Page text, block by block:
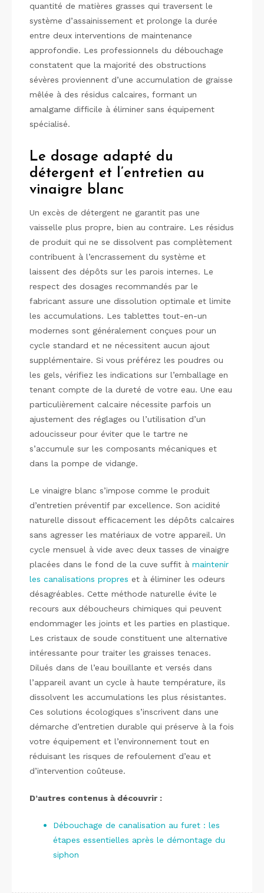
quantité de matières grasses qui traversent le
système d’assainissement et prolonge la durée
entre deux interventions de maintenance
approfondie. Les professionnels du débouchage
constatent que la majorité des obstructions
sévères proviennent d’une accumulation de graisse
mêlée à des résidus calcaires, formant un
amalgame difficile à éliminer sans équipement
spécialisé.
Le dosage adapté du
détergent et l’entretien au
vinaigre blanc
Un excès de détergent ne garantit pas une
vaisselle plus propre, bien au contraire. Les résidus
de produit qui ne se dissolvent pas complètement
contribuent à l’encrassement du système et
laissent des dépôts sur les parois internes. Le
respect des dosages recommandés par le
fabricant assure une dissolution optimale et limite
les accumulations. Les tablettes tout-en-un
modernes sont généralement conçues pour un
cycle standard et ne nécessitent aucun ajout
supplémentaire. Si vous préférez les poudres ou
les gels, vérifiez les indications sur l’emballage en
tenant compte de la dureté de votre eau. Une eau
particulièrement calcaire nécessite parfois un
ajustement des réglages ou l’utilisation d’un
adoucisseur pour éviter que le tartre ne
s’accumule sur les composants mécaniques et
dans la pompe de vidange.
Le vinaigre blanc s’impose comme le produit
d’entretien préventif par excellence. Son acidité
naturelle dissout efficacement les dépôts calcaires
sans agresser les matériaux de votre appareil. Un
cycle mensuel à vide avec deux tasses de vinaigre
placées dans le fond de la cuve suffit à maintenir
les canalisations propres et à éliminer les odeurs
désagréables. Cette méthode naturelle évite le
recours aux déboucheurs chimiques qui peuvent
endommager les joints et les parties en plastique.
Les cristaux de soude constituent une alternative
intéressante pour traiter les graisses tenaces.
Dilués dans de l’eau bouillante et versés dans
l’appareil avant un cycle à haute température, ils
dissolvent les accumulations les plus résistantes.
Ces solutions écologiques s’inscrivent dans une
démarche d’entretien durable qui préserve à la fois
votre équipement et l’environnement tout en
réduisant les risques de refoulement d’eau et
d’intervention coûteuse.
D’autres contenus à découvrir :
Débouchage de canalisation au furet : les
étapes essentielles après le démontage du
siphon